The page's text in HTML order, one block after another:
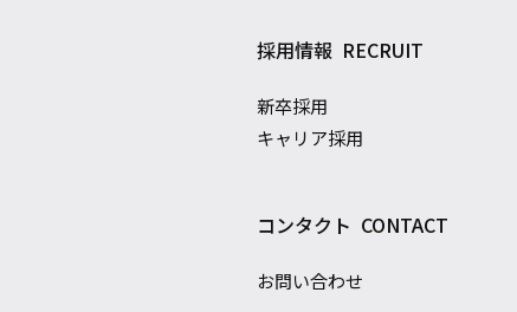
採用情報 RECRUIT
新卒採用
キャリア採用
コンタクト CONTACT
お問い合わせ